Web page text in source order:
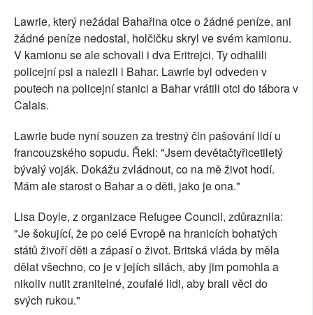
Lawrie, který nežádal Bahařina otce o žádné peníze, ani
žádné peníze nedostal, holčičku skryl ve svém kamionu.
V kamionu se ale schovali i dva Eritrejci. Ty odhalili
policejní psi a nalezli i Bahar. Lawrie byl odveden v
poutech na policejní stanici a Bahar vrátili otci do tábora v
Calais.
Lawrie bude nyní souzen za trestný čin pašování lidí u
francouzského sopudu. Řekl: "Jsem devětačtyřicetiletý
bývalý voják. Dokážu zvládnout, co na mě život hodí.
Mám ale starost o Bahar a o děti, jako je ona."
Lisa Doyle, z organizace Refugee Council, zdůraznila:
"Je šokující, že po celé Evropě na hranicích bohatých
států živoří děti a zápasí o život. Britská vláda by měla
dělat všechno, co je v jejích silách, aby jim pomohla a
nikoliv nutit zranitelné, zoufalé lidi, aby brali věci do
svých rukou."